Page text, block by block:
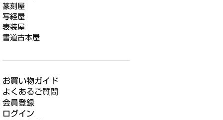
篆刻屋
写経屋
表装屋
書道古本屋
お買い物ガイド
よくあるご質問
会員登録
ログイン